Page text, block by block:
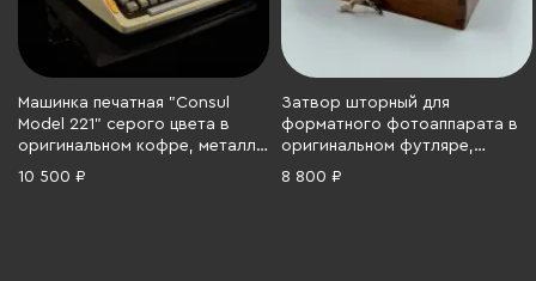
Машинка печатная "Consul
Model 221" серого цвета в
оригинальном кофре, металл,
полимерный материал,
10 500 ₽
Затвор шторный для
форматного фотоаппарата в
оригинальном футляре,
дерево, латунь, сталь, ткань,
8 800 ₽